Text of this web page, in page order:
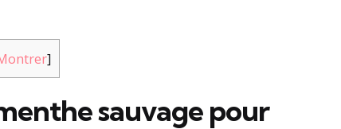
]
sauvage pour